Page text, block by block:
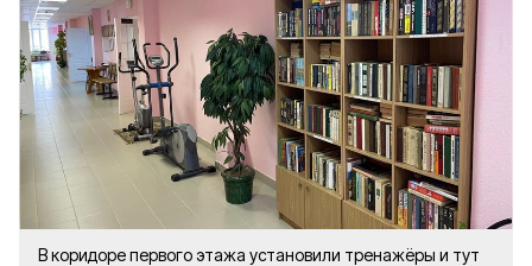
В коридоре первого этажа установили тренажёры и тут